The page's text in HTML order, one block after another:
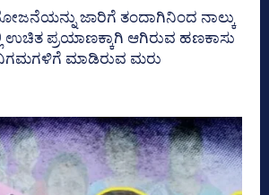
ಜಾರಿಗೆ ತಂದಾಗಿನಿಂದ ನಾಲ್ಕು
ಉಚಿತ ಪ್ರಯಾಣಕ್ಕಾಗಿ ಆಗಿರುವ ಹಣಕಾಸು
ನಿಗಮಗಳಿಗೆ ಮಾಡಿರುವ ಮರು